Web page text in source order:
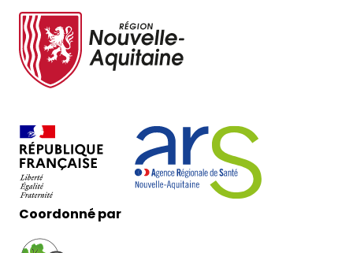
Coordonné par